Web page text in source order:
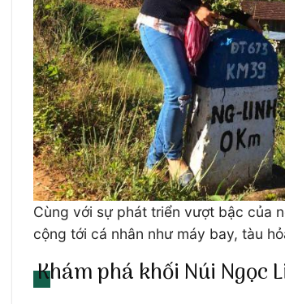
Cùng với sự phát triển vượt bậc của
cộng tới cá nhân như máy bay, tàu
Khám phá khối Núi Ngọc